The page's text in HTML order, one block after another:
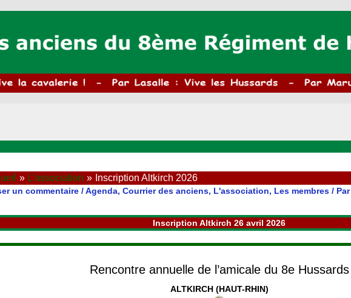
L'association Inscription Altkirch 2026
un commentaire /Agenda, Courrier des anciens, L'association, Les membres/ Par
Inscription Altkirch 26 avril 2026
Rencontre annuelle de l’amicale du 8e Hussards
ALTKIRCH (HAUT-RHIN)